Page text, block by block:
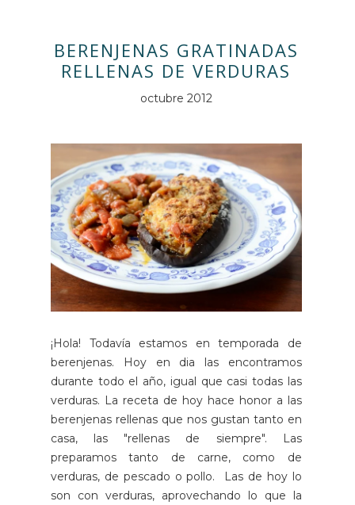
BERENJENAS GRATINADAS
RELLENAS DE VERDURAS
octubre 2012
¡Hola! Todavía estamos en temporada de
berenjenas. Hoy en dia las encontramos
durante todo el año, igual que casi todas las
verduras. La receta de hoy hace honor a las
berenjenas rellenas que nos gustan tanto en
casa, las "rellenas de siempre". Las
preparamos tanto de carne, como de
verduras, de pescado o pollo. Las de hoy lo
son con verduras, aprovechando lo que la